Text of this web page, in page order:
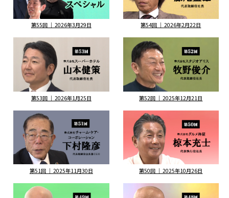
第55回 ｜ 2026年3月29日 第54回 ｜ 2026年2月22日
第53回 ｜ 2026年1月25日 第52回 ｜ 2025年12月21日
第51回 ｜ 2025年11月30日 第50回 ｜ 2025年10月26日